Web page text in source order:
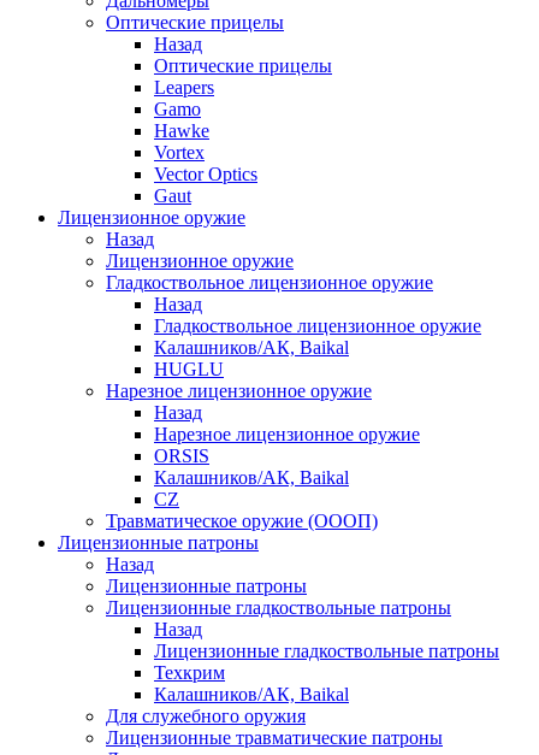
Оптические прицелы
Назад
Оптические прицелы
Leapers
Gamo
Hawke
Vortex
Vector Optics
Gaut
Лицензионное оружие
Назад
Лицензионное оружие
Гладкоствольное лицензионное оружие
Назад
Гладкоствольное лицензионное оружие
Калашников/АК, Baikal
HUGLU
Нарезное лицензионное оружие
Назад
Нарезное лицензионное оружие
ORSIS
Калашников/АК, Baikal
CZ
Травматическое оружие (ОООП)
Лицензионные патроны
Назад
Лицензионные патроны
Лицензионные гладкоствольные патроны
Назад
Лицензионные гладкоствольные патроны
Техкрим
Калашников/АК, Baikal
Для служебного оружия
Лицензионные травматические патроны